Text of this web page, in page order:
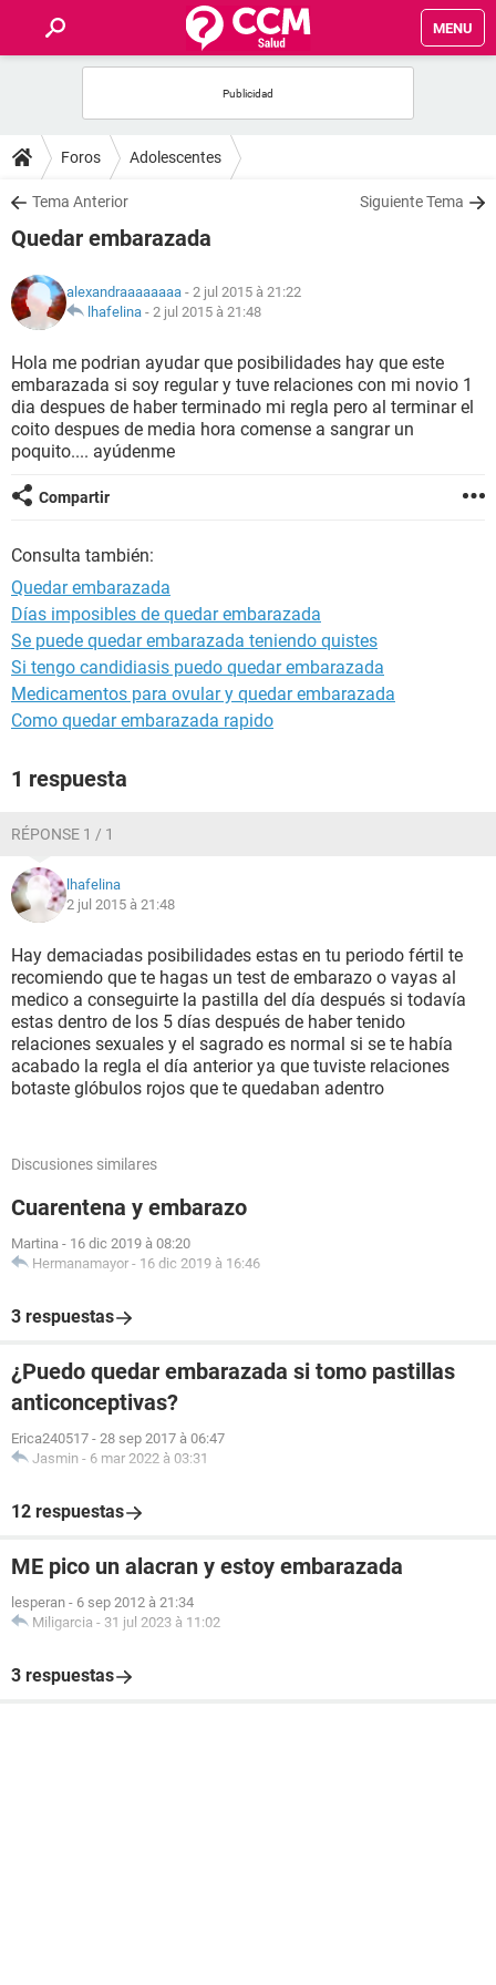
MENU
FORUMS
SALUD
FAMILIA
NUTRICIÓN
BIENESTAR
SEXUALIDAD
GLOSARIO
Foros Adolescentes
Tema Anterior Siguiente Tema
Quedar embarazada
alexandraaaaaaaa - 2 jul 2015 à 21:22
lhafelina - 2 jul 2015 à 21:48
Hola me podrian ayudar que posibilidades hay que este
embarazada si soy regular y tuve relaciones con mi novio 1
dia despues de haber terminado mi regla pero al terminar el
coito despues de media hora comense a sangrar un
poquito.... ayúdenme
Compartir
Consulta también:
Quedar embarazada
Días imposibles de quedar embarazada
Se puede quedar embarazada teniendo quistes
Si tengo candidiasis puedo quedar embarazada
Medicamentos para ovular y quedar embarazada
Como quedar embarazada rapido
1 respuesta
RÉPONSE 1 / 1
lhafelina
2 jul 2015 à 21:48
Hay demaciadas posibilidades estas en tu periodo fértil te
recomiendo que te hagas un test de embarazo o vayas al
medico a conseguirte la pastilla del día después si todavía
estas dentro de los 5 días después de haber tenido
relaciones sexuales y el sagrado es normal si se te había
acabado la regla el día anterior ya que tuviste relaciones
botaste glóbulos rojos que te quedaban adentro
Discusiones similares
Cuarentena y embarazo
Martina - 16 dic 2019 à 08:20
Hermanamayor - 16 dic 2019 à 16:46
3 respuestas
¿Puedo quedar embarazada si tomo pastillas
anticonceptivas?
Erica240517 - 28 sep 2017 à 06:47
Jasmin - 6 mar 2022 à 03:31
12 respuestas
ME pico un alacran y estoy embarazada
lesperan - 6 sep 2012 à 21:34
Miligarcia - 31 jul 2023 à 11:02
3 respuestas